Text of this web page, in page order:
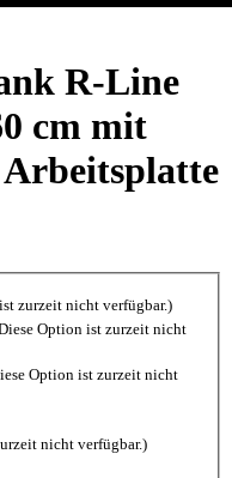
R-Line
cm mit
Arbeitsplatte
zurzeit nicht verfügbar.)
Option ist zurzeit nicht
Option ist zurzeit nicht
nicht verfügbar.)